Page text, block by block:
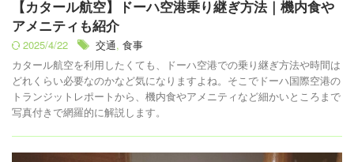
【カタール航空】ドーハ空港乗り継ぎ方法｜機内食や
アメニティも紹介
2025/4/22 交通, 食事
カタール航空を利用したくても、ドーハ空港での乗り継ぎ方法や時間は
どれくらい必要なのかなど気になりますよね。そこでドーハ国際空港の
トランジットレポートから、機内食やアメニティなど細かいところまで
写真付きで網羅的に解説します。